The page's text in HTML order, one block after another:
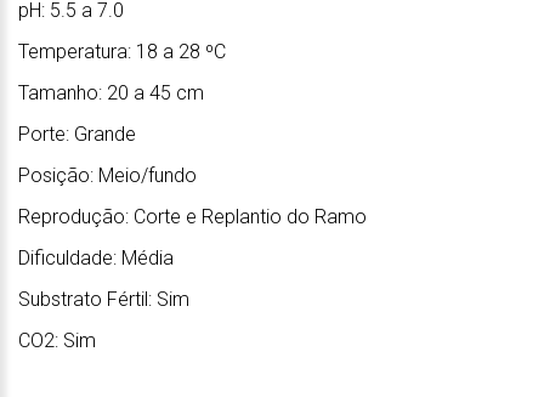
pH: 5.5 a 7.0
Temperatura: 18 a 28 ºC
Tamanho: 20 a 45 cm
Porte: Grande
Posição: Meio/fundo
Reprodução: Corte e Replantio do Ramo
Dificuldade: Média
Substrato Fértil: Sim
CO2: Sim